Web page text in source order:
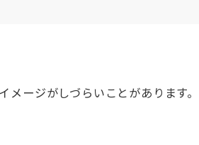
メージがしづらいことがあります。